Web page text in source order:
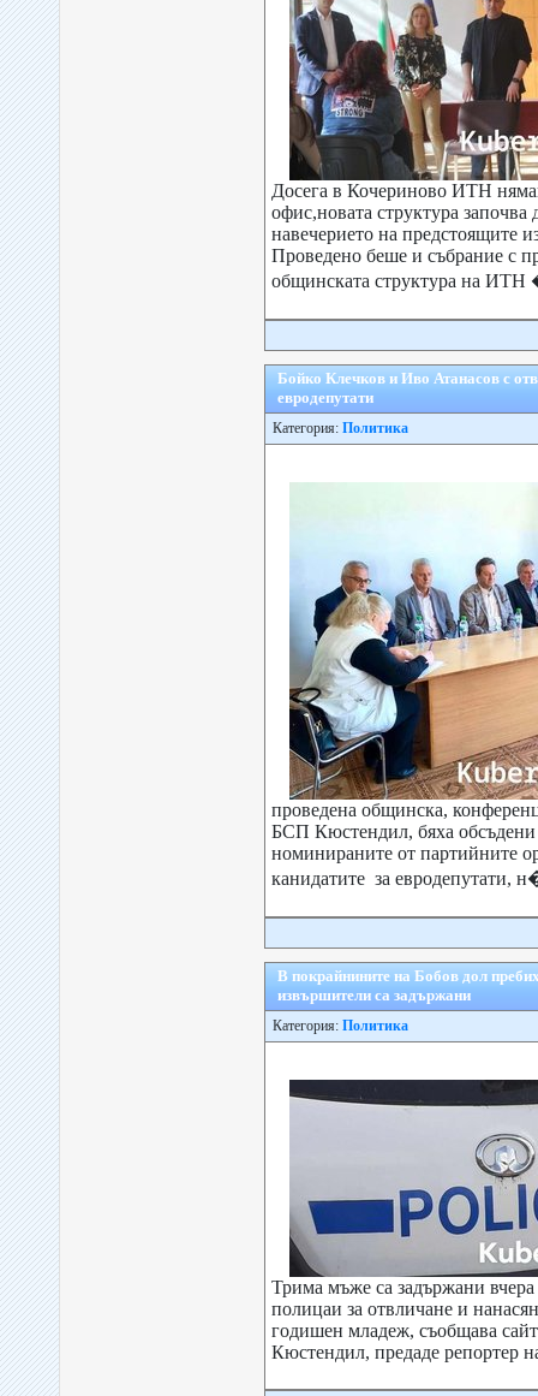
Досега в Кочериново ИТН
офис,новата структура започва
навечерието на предстоящите
Проведено беше и събрание с
общинската структура на ИТН
Бойко Клечков и Иво Атанасов с
евродепутати
Категория: Политика
проведена общинска,
БСП Кюстендил, бяха
номинираните от партийните
канидатите за евродепутати,
В покрайнините на Бобов дол
извършители са задържани
Категория: Политика
Трима мъже са задържани
полицаи за отвличане и
годишен младеж, съобщава
Кюстендил, предаде репортер